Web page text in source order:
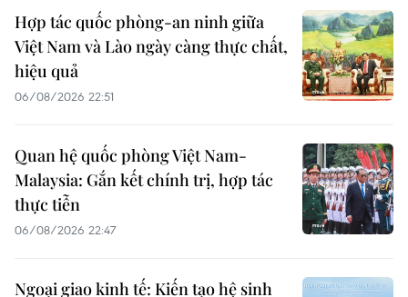
Hợp tác quốc phòng-an ninh giữa
Việt Nam và Lào ngày càng thực chất,
hiệu quả
06/08/2026 22:51
Quan hệ quốc phòng Việt Nam-
Malaysia: Gắn kết chính trị, hợp tác
thực tiễn
06/08/2026 22:47
Ngoại giao kinh tế: Kiến tạo hệ sinh